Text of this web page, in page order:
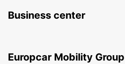
Business center
Europcar Mobility Group